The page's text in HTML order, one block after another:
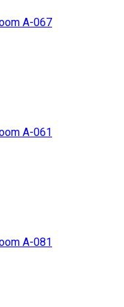
A-067
A-061
A-081